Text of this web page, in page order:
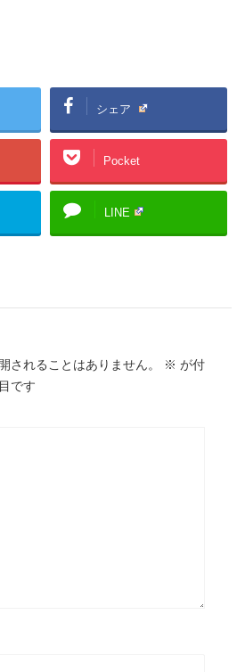
シェア
Pocket
LINE
されることはありません。 ※ が付
です